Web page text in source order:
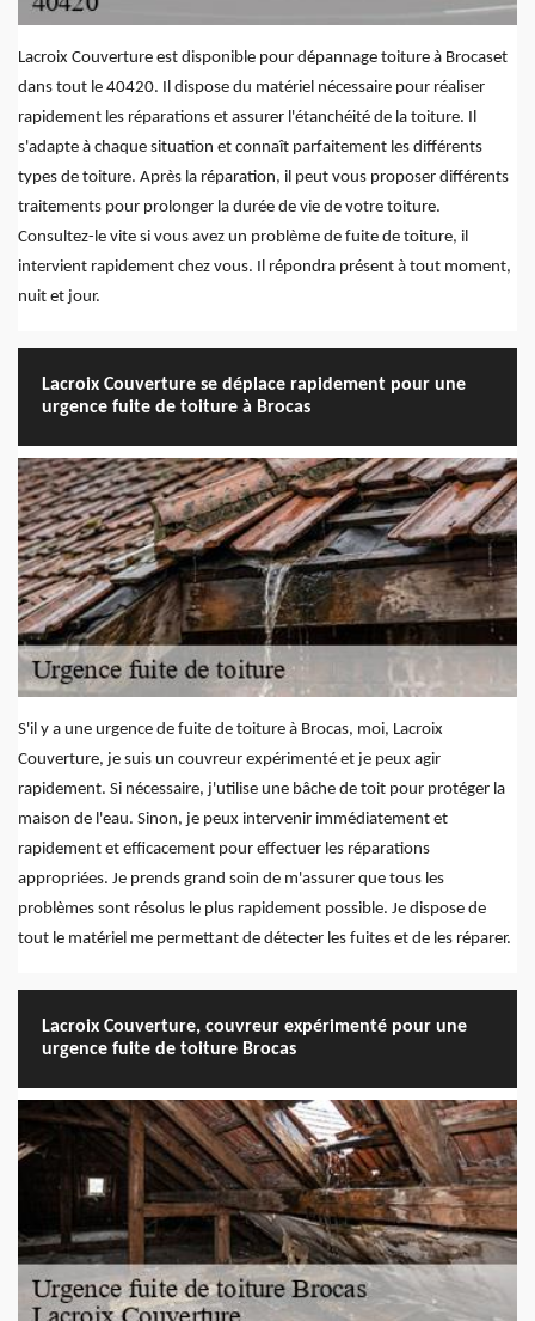
Lacroix Couverture est disponible pour dépannage toiture à Brocaset
dans tout le 40420. Il dispose du matériel nécessaire pour réaliser
rapidement les réparations et assurer l'étanchéité de la toiture. Il
s'adapte à chaque situation et connaît parfaitement les différents
types de toiture. Après la réparation, il peut vous proposer différents
traitements pour prolonger la durée de vie de votre toiture.
Consultez-le vite si vous avez un problème de fuite de toiture, il
intervient rapidement chez vous. Il répondra présent à tout moment,
nuit et jour.
Lacroix Couverture se déplace rapidement pour une
urgence fuite de toiture à Brocas
S'il y a une urgence de fuite de toiture à Brocas, moi, Lacroix
Couverture, je suis un couvreur expérimenté et je peux agir
rapidement. Si nécessaire, j'utilise une bâche de toit pour protéger la
maison de l'eau. Sinon, je peux intervenir immédiatement et
rapidement et efficacement pour effectuer les réparations
appropriées. Je prends grand soin de m'assurer que tous les
problèmes sont résolus le plus rapidement possible. Je dispose de
tout le matériel me permettant de détecter les fuites et de les réparer.
Lacroix Couverture, couvreur expérimenté pour une
urgence fuite de toiture Brocas